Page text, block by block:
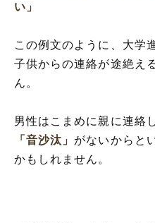
い」
この例文のように、大学
子供からの連絡が途絶え
ん。
男性はこまめに親に連絡
「音沙汰」 がないからと
かもしれません。